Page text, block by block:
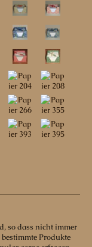
so dass nicht immer
Produkte